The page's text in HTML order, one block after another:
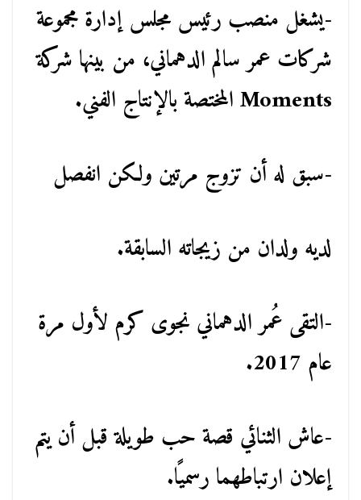
-يشغل منصب رئيس مجلس إدارة مجموعة
شركات عمر سالم الدهماني، من بينها شركة
Moments المختصة بالإنتاج الفني.
-سبق له أن تزوج مرتين ولكن انفصل
لديه ولدان من زيجاته السابقة.
-التقى عُمر الدهماني نجوى كرم لأول مرة
عام 2017.
-عاش الثنائي قصة حب طويلة قبل أن يتم
إعلان ارتباطهما رسميًا.